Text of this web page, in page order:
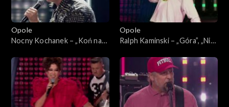
Opole
Nocny Kochanek – „Koń na
Koncert „SuperJedynki”
Opole
Ralph Kaminski – „Góra”, „Nie
Rafała”. 63. KFPP: Koncert
„SuperJedynki”